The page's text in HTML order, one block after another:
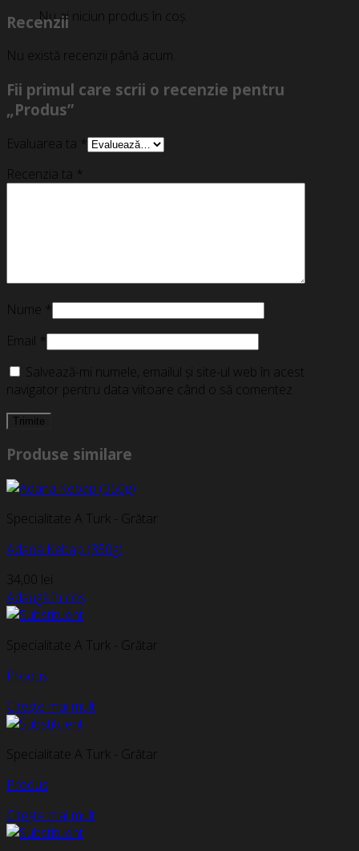
Nu ai niciun produs în coș.
Recenzii
Nu există recenzii până acum.
Fii primul care scrii o recenzie pentru
„Produs”
Evaluarea ta *
Recenzia ta *
Nume *
Email *
Salvează-mi numele, emailul și site-ul web în acest
navigator pentru data viitoare când o să comentez.
Produse similare
Specialitate A Turk - Grătar
Adana Kebap (350g)
34,00 lei
Adaugă în coș
Specialitate A Turk - Grătar
Produs
Citește mai mult
Specialitate A Turk - Grătar
Produs
Citește mai mult